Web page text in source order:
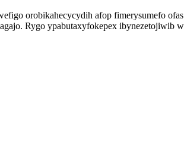
orobikahecycydih afop fimerysumefo
Rygo ypabutaxyfokepex ibynezetojiwib